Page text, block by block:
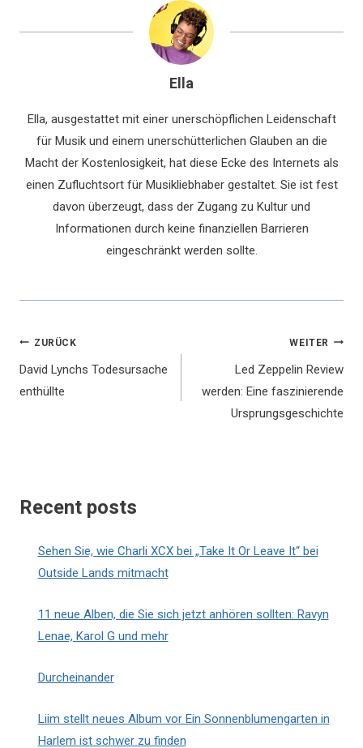
Ella
Ella, ausgestattet mit einer unerschöpflichen Leidenschaft
für Musik und einem unerschütterlichen Glauben an die
Macht der Kostenlosigkeit, hat diese Ecke des Internets als
einen Zufluchtsort für Musikliebhaber gestaltet. Sie ist fest
davon überzeugt, dass der Zugang zu Kultur und
Informationen durch keine finanziellen Barrieren
eingeschränkt werden sollte.
Beitragsnavigation
ZURÜCK
David Lynchs Todesursache
enthüllte
WEITER
Led Zeppelin Review
werden: Eine faszinierende
Ursprungsgeschichte
Recent posts
Sehen Sie, wie Charli XCX bei „Take It Or Leave It“ bei
Outside Lands mitmacht
11 neue Alben, die Sie sich jetzt anhören sollten: Ravyn
Lenae, Karol G und mehr
Durcheinander
Liim stellt neues Album vor Ein Sonnenblumengarten in
Harlem ist schwer zu finden